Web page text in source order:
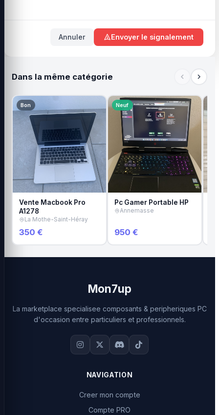
Annuler Envoyer le signalement
Dans la même catégorie
Bon
Vente Macbook Pro
A1278
La Mothe-Saint-Héray
350 €
Neuf
Pc Gamer Portable HP
Annemasse
950 €
Mon7up
La marketplace specialisee composants & peripheriques PC
d'occasion entre particuliers et professionnels.
NAVIGATION
Creer mon compte
Compte PRO